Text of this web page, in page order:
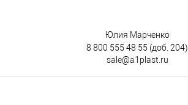
Юлия Марченко
8 800 555 48 55 (доб. 204)
sale@a1plast.ru